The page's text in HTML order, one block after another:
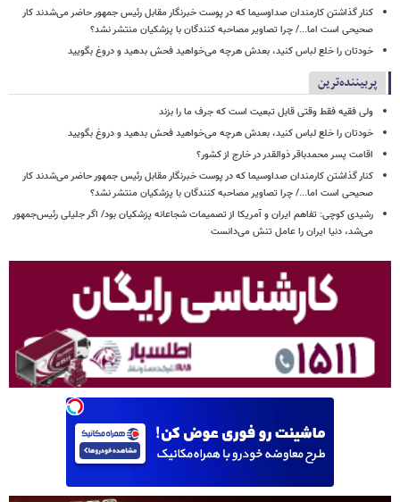
کنار گذاشتن کارمندان صداوسیما که در پوست خبرنگار مقابل رئیس جمهور حاضر می‌شدند کار
صحیحی است اما.../ چرا تصاویر مصاحبه کنندگان با پزشکیان منتشر نشد؟
خودتان را خلع لباس کنید، بعدش هرچه می‌خواهید فحش بدهید و دروغ بگویید
پربیننده‌ترین
ولی فقیه فقط وقتی قابل تبعیت است که جرف ما را بزند
خودتان را خلع لباس کنید، بعدش هرچه می‌خواهید فحش بدهید و دروغ بگویید
اقامت پسر محمدباقر ذوالقدر در خارج از کشور؟
کنار گذاشتن کارمندان صداوسیما که در پوست خبرنگار مقابل رئیس جمهور حاضر می‌شدند کار
صحیحی است اما.../ چرا تصاویر مصاحبه کنندگان با پزشکیان منتشر نشد؟
رشیدی کوچی: تفاهم ایران و آمریکا از تصمیمات شجاعانه پزشکیان بود/ اگر جلیلی رئیس‌جمهور
می‌شد، دنیا ایران را عامل تنش می‌دانست